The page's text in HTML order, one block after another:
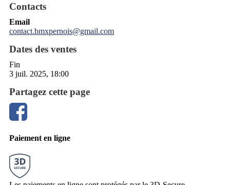
Contacts
Email
contact.bmxpernois@gmail.com
Dates des ventes
Fin
3 juil. 2025, 18:00
Partagez cette page
Paiement en ligne